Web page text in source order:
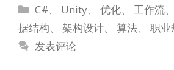
分
类
C#、 Unity、优化、工作流
据结构、 架构设计、 算法、 职业
发表评论